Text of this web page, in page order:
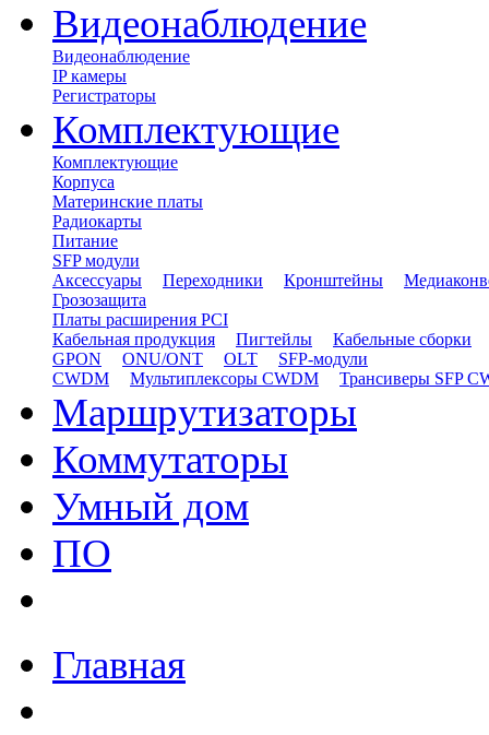
Видеонаблюдение
Видеонаблюдение
IP камеры
Регистраторы
Комплектующие
Комплектующие
Корпуса
Материнские платы
Радиокарты
Питание
SFP модули
Аксессуары
Переходники Кронштейны
Грозозащита
Платы расширения PCI
Кабельная продукция
Пигтейлы
Кабельные сборки
GPON
ONU/ONT OLT
SFP-модули
CWDM
Мультиплексоры CWDM Трансиверы SFP
Маршрутизаторы
Коммутаторы
Умный дом
ПО
Главная